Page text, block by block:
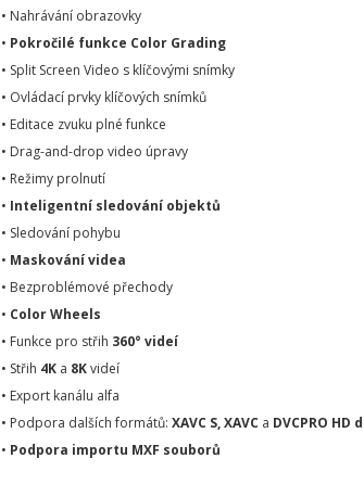
• Nahrávání obrazovky
• Pokročilé funkce Color Grading
• Split Screen Video s klíčovými snímky
• Ovládací prvky klíčových snímků
• Editace zvuku plné funkce
• Drag-and-drop video úpravy
• Režimy prolnutí
• Inteligentní sledování objektů
• Sledování pohybu
• Maskování videa
• Bezproblémové přechody
• Color Wheels
• Funkce pro střih 360° videí
• Střih 4Ka 8Kvideí
• Export kanálu alfa
• Podpora dalších formátů: XAVC S, XAVC a DVCPRO HD
• Podpora importu MXF souborů